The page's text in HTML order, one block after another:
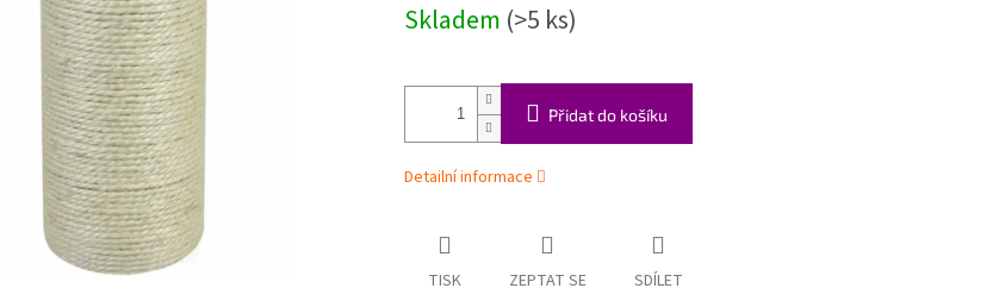
cena:
Skladem (>5 ks)
Přidat do košíku
Detailní informace
TISK ZEPTAT SE SDÍLET